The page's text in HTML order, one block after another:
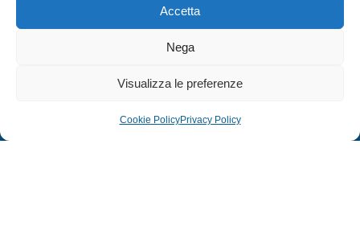
Accetta
Nega
Visualizza le preferenze
Cookie PolicyPrivacy Policy
TERMINI E CONDIZIONI